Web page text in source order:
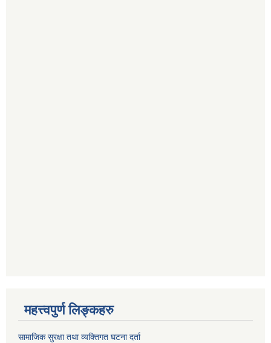
महत्त्वपुर्ण लिङ्कहरु
सामाजिक सुरक्षा तथा व्यक्तिगत घटना दर्ता